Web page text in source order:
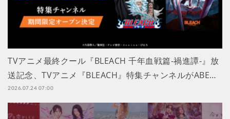
TVアニメ最終クール『BLEACH 千年血戦篇-禍進譚-』放
送記念、TVアニメ『BLEACH』特集チャンネルがABE…
2026.07.24 07:00